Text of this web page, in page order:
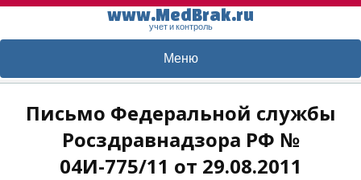
www.MedBrak.ru
учет и контроль
Меню
Письмо Федеральной службы
Росздравнадзора РФ №
04И-775/11 от 29.08.2011